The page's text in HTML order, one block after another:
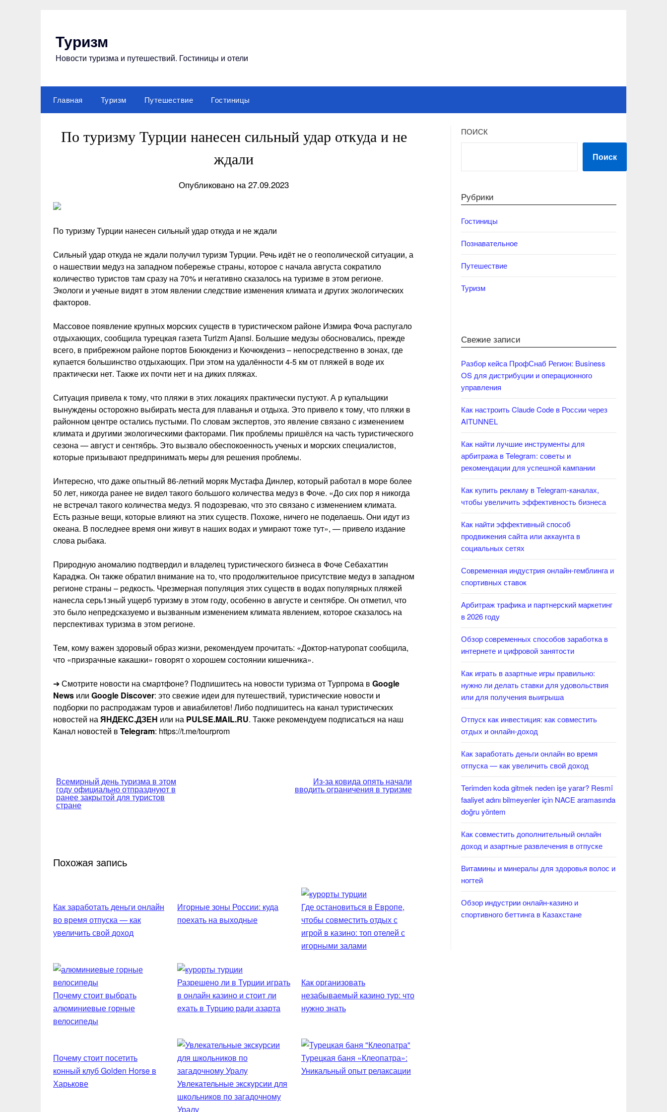
Туризм
Новости туризма и путешествий. Гостиницы и отели
Главная Туризм Путешествие Гостиницы
По туризму Турции нанесен сильный удар откуда и не
ждали
Опубликовано на 27.09.2023
По туризму Турции нанесен сильный удар откуда и не ждали
Сильный удар откуда не ждали получил туризм Турции. Речь идёт не о геополической ситуации, а
о нашествии медуз на западном побережье страны, которое с начала августа сократило
количество туристов там сразу на 70% и негативно сказалось на туризме в этом регионе.
Экологи и ученые видят в этом явлении следствие изменения климата и других экологических
факторов.
Массовое появление крупных морских существ в туристическом районе Измира Фоча распугало
отдыхающих, сообщила турецкая газета Turizm Ajansi. Большие медузы обосновались, прежде
всего, в прибрежном районе портов Бююкдениз и Кючюкдениз – непосредственно в зонах, где
купается большинство отдыхающих. При этом на удалённости 4-5 км от пляжей в воде их
практически нет. Также их почти нет и на диких пляжах.
Ситуация привела к тому, что пляжи в этих локациях практически пустуют. А р купальщики
вынуждены осторожно выбирать места для плаванья и отдыха. Это привело к тому, что пляжи в
районном центре остались пустыми. По словам экспертов, это явление связано с изменением
климата и другими экологическими факторами. Пик проблемы пришёлся на часть туристического
сезона — август и сентябрь. Это вызвало обеспокоенность ученых и морских специалистов,
которые призывают предпринимать меры для решения проблемы.
Интересно, что даже опытный 86-летний моряк Мустафа Динлер, который работал в море более
50 лет, никогда ранее не видел такого большого количества медуз в Фоче. «До сих пор я никогда
не встречал такого количества медуз. Я подозреваю, что это связано с изменением климата.
Есть разные вещи, которые влияют на этих существ. Похоже, ничего не поделаешь. Они идут из
океана. В последнее время они живут в наших водах и умирают тоже тут», — привело издание
слова рыбака.
Природную аномалию подтвердил и владелец туристического бизнеса в Фоче Себахаттин
Караджа. Он также обратил внимание на то, что продолжительное присутствие медуз в западном
регионе страны – редкость. Чрезмерная популяция этих существ в водах популярных пляжей
нанесла серь1зный ущерб туризму в этом году, особенно в августе и сентябре. Он отметил, что
это было непредсказуемо и вызванным изменением климата явлением, которое сказалось на
перспективах туризма в этом регионе.
Тем, кому важен здоровый образ жизни, рекомендуем прочитать: «Доктор-натуропат сообщила,
что «призрачные какашки» говорят о хорошем состоянии кишечника».
➔ Смотрите новости на смартфоне? Подпишитесь на новости туризма от Турпрома в Google
News или Google Discover: это свежие идеи для путешествий, туристические новости и
подборки по распродажам туров и авиабилетов! Либо подпишитесь на канал туристических
новостей наЯНДЕКС.ДЗЕН или на PULSE.MAIL.RU. Также рекомендуем подписаться на наш
Канал новостей в Telegram: https://t.me/tourprom
Навигация
записям
Всемирный день туризма в этом
году официально отпразднуют в
ранее закрытой для туристов
стране
Из-за ковида опять начали
вводить ограничения в туризме
Похожая запись
Как заработать деньги онлайн
во время отпуска — как
увеличить свой доход
Игорные зоны России: куда
поехать на выходные
Где остановиться в Европе,
чтобы совместить отдых с
игрой в казино: топ отелей с
игорными залами
Почему стоит выбрать
алюминиевые горные
велосипеды
Разрешено ли в Турции играть
в онлайн казино и стоит ли
ехать в Турцию ради азарта
Как организовать
незабываемый казино тур: что
нужно знать
Почему стоит посетить
конный клуб Golden Horse в
Харькове
Увлекательные экскурсии для
школьников по загадочному
Уралу
Турецкая баня «Клеопатра»:
Уникальный опыт релаксации
ПОИСК
Поиск
Рубрики
Гостиницы
Познавательное
Путешествие
Туризм
Свежие записи
Разбор кейса ПрофСнаб Регион: Business
OS для дистрибуции и операционного
управления
Как настроить Claude Code в России через
AITUNNEL
Как найти лучшие инструменты для
арбитража в Telegram: советы и
рекомендации для успешной кампании
Как купить рекламу в Telegram-каналах,
чтобы увеличить эффективность бизнеса
Как найти эффективный способ
продвижения сайта или аккаунта в
социальных сетях
Современная индустрия онлайн-гемблинга и
спортивных ставок
Арбитраж трафика и партнерский маркетинг
в 2026 году
Обзор современных способов заработка в
интернете и цифровой занятости
Как играть в азартные игры правильно:
нужно ли делать ставки для удовольствия
или для получения выигрыша
Отпуск как инвестиция: как совместить
отдых и онлайн-доход
Как заработать деньги онлайн во время
отпуска — как увеличить свой доход
Terimden koda gitmek neden işe yarar? Resmî
faaliyet adını bilmeyenler için NACE aramasında
doğru yöntem
Как совместить дополнительный онлайн
доход и азартные развлечения в отпуске
Витамины и минералы для здоровья волос и
ногтей
Обзор индустрии онлайн-казино и
спортивного беттинга в Казахстане